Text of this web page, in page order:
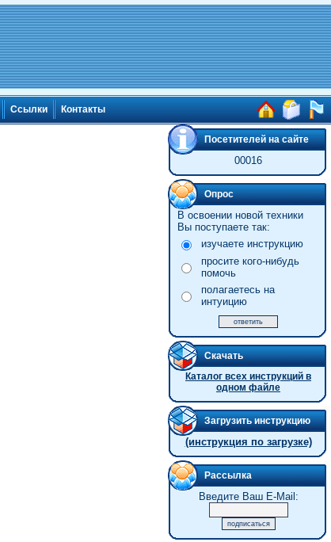
Ссылки Контакты
Посетителей на сайте
00016
Опрос
В освоении новой техники
Вы поступаете так:
изучаете инструкцию
просите кого-нибудь
помочь
полагаетесь на
интуицию
Скачать
Каталог всех инструкций в
одном файле
Загрузить инструкцию
(инструкция по загрузке)
Рассылка
Введите Ваш E-Mail: